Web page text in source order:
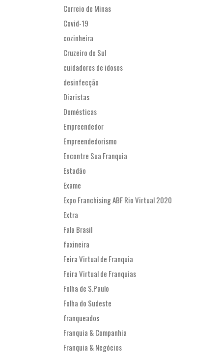
Correio de Minas
Covid-19
cozinheira
Cruzeiro do Sul
cuidadores de idosos
desinfecção
Diaristas
Domésticas
Empreendedor
Empreendedorismo
Encontre Sua Franquia
Estadão
Exame
Expo Franchising ABF Rio Virtual 2020
Extra
Fala Brasil
faxineira
Feira Virtual de Franquia
Feira Virtual de Franquias
Folha de S.Paulo
Folha do Sudeste
franqueados
Franquia & Companhia
Franquia & Negócios